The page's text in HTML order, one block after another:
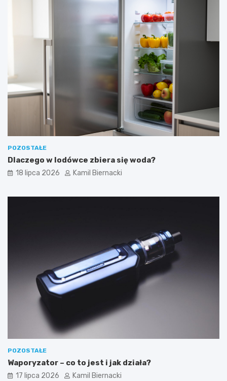
POZOSTAŁE
Dlaczego w lodówce zbiera się woda?
18 lipca 2026 Kamil Biernacki
POZOSTAŁE
Waporyzator – co to jest i jak działa?
17 lipca 2026 Kamil Biernacki